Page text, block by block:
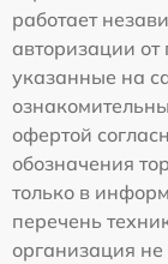
работает
авторизации
указанные на
офертой
обозначения
только в
перечень
организация